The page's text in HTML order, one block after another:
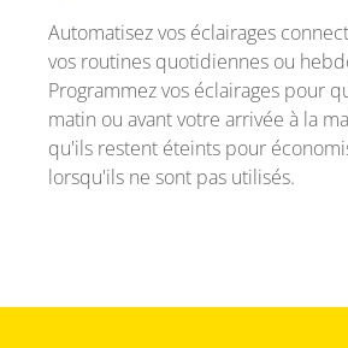
Automatisez vos éclairages
vos routines quotidiennes ou
Programmez vos éclairages pour
matin ou avant votre arrivée à la
qu'ils restent éteints pour
lorsqu'ils ne sont pas utilisés.